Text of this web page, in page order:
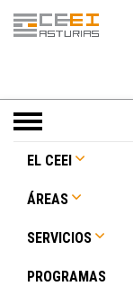
Toggle
navigation
EL CEEI
ÁREAS
SERVICIOS
PROGRAMAS